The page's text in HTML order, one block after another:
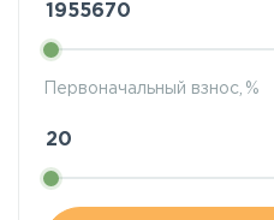
Первоначальный взнос, %